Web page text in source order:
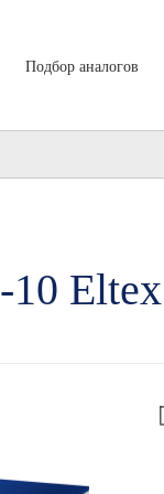
Подбор аналогов
10 Eltex